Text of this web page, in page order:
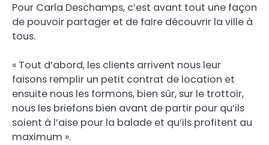
Pour Carla Deschamps, c’est avant tout une façon
de pouvoir partager et de faire découvrir la ville à
tous.
« Tout d’abord, les clients arrivent nous leur
faisons remplir un petit contrat de location et
ensuite nous les formons, bien sûr, sur le trottoir,
nous les briefons bien avant de partir pour qu’ils
soient à l’aise pour la balade et qu’ils profitent au
maximum ».